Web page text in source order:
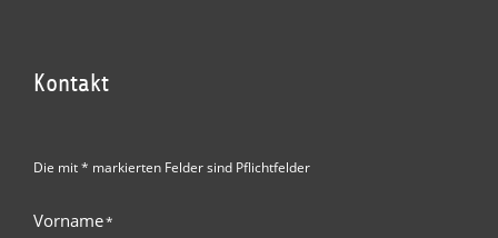
Kontakt
Die mit * markierten Felder sind Pflichtfelder
Vorname*